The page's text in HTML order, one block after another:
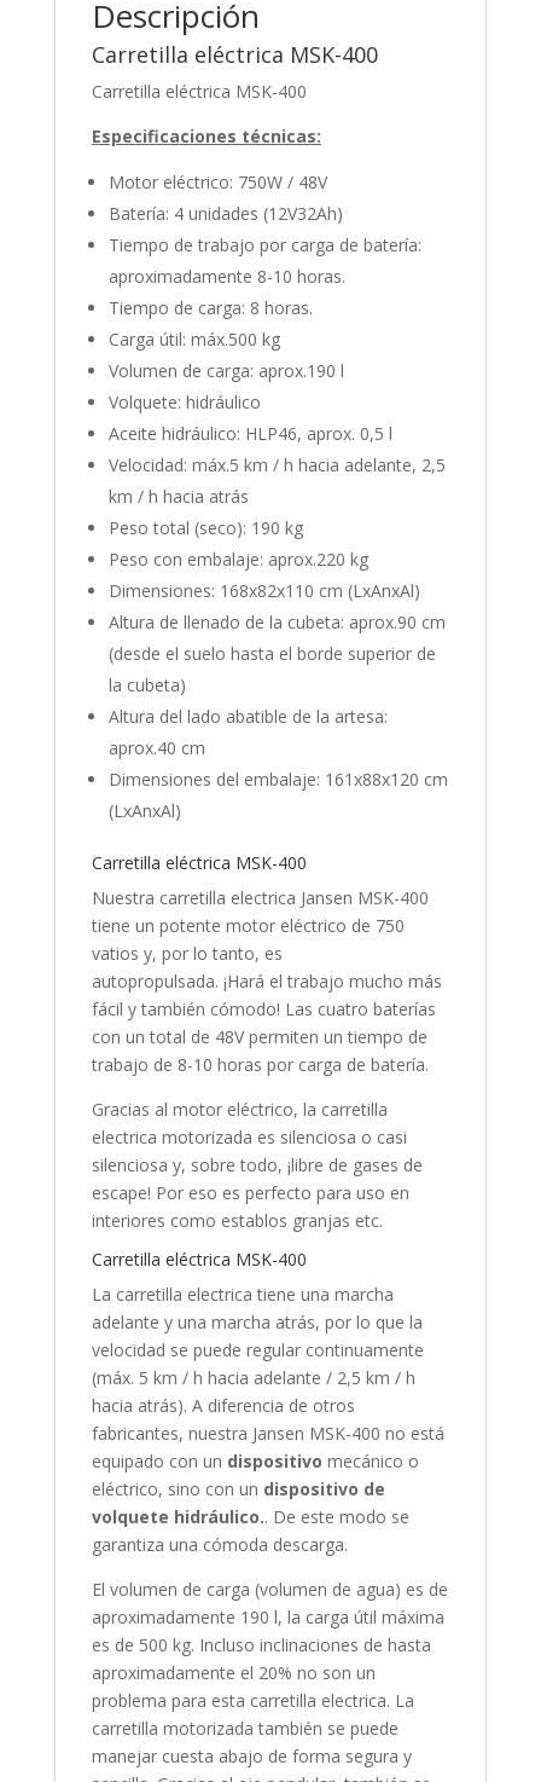
Descripción
Carretilla eléctrica MSK-400
Carretilla eléctrica MSK-400
Especificaciones técnicas:
Motor eléctrico: 750W / 48V
Batería: 4 unidades (12V32Ah)
Tiempo de trabajo por carga de batería:
aproximadamente 8-10 horas.
Tiempo de carga: 8 horas.
Carga útil: máx.500 kg
Volumen de carga: aprox.190 l
Volquete: hidráulico
Aceite hidráulico: HLP46, aprox. 0,5 l
Velocidad: máx.5 km / h hacia adelante, 2,5
km / h hacia atrás
Peso total (seco): 190 kg
Peso con embalaje: aprox.220 kg
Dimensiones: 168x82x110 cm (LxAnxAl)
Altura de llenado de la cubeta: aprox.90 cm
(desde el suelo hasta el borde superior de
la cubeta)
Altura del lado abatible de la artesa:
aprox.40 cm
Dimensiones del embalaje: 161x88x120 cm
(LxAnxAl)
Carretilla eléctrica MSK-400
Nuestra carretilla electrica Jansen MSK-400
tiene un potente motor eléctrico de 750
vatios y, por lo tanto, es
autopropulsada. ¡Hará el trabajo mucho más
fácil y también cómodo! Las cuatro baterías
con un total de 48V permiten un tiempo de
trabajo de 8-10 horas por carga de batería.
Gracias al motor eléctrico, la carretilla
electrica motorizada es silenciosa o casi
silenciosa y, sobre todo, ¡libre de gases de
escape! Por eso es perfecto para uso en
interiores como establos granjas etc.
Carretilla eléctrica MSK-400
La carretilla electrica tiene una marcha
adelante y una marcha atrás, por lo que la
velocidad se puede regular continuamente
(máx. 5 km / h hacia adelante / 2,5 km / h
hacia atrás). A diferencia de otros
fabricantes, nuestra Jansen MSK-400 no está
equipado con un dispositivo mecánico o
eléctrico, sino con un dispositivo de
volquete hidráulico.. De este modo se
garantiza una cómoda descarga.
El volumen de carga (volumen de agua) es de
aproximadamente 190 l, la carga útil máxima
es de 500 kg. Incluso inclinaciones de hasta
aproximadamente el 20% no son un
problema para esta carretilla electrica. La
carretilla motorizada también se puede
manejar cuesta abajo de forma segura y